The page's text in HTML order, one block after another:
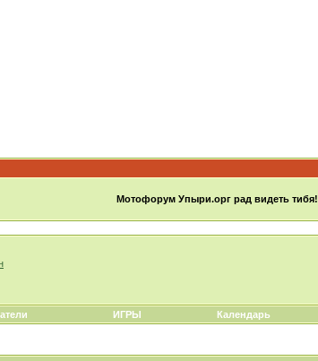
Мотофорум Упыри.орг рад видеть тибя!
ИГРЫ Календарь